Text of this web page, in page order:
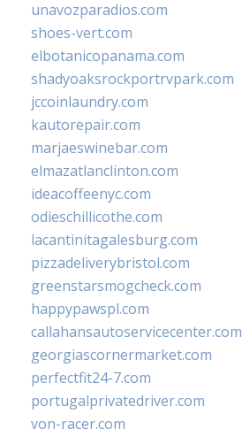
unavozparadios.com
shoes-vert.com
elbotanicopanama.com
shadyoaksrockportrvpark.com
jccoinlaundry.com
kautorepair.com
marjaeswinebar.com
elmazatlanclinton.com
ideacoffeenyc.com
odieschillicothe.com
lacantinitagalesburg.com
pizzadeliverybristol.com
greenstarsmogcheck.com
happypawspl.com
callahansautoservicecenter.com
georgiascornermarket.com
perfectfit24-7.com
portugalprivatedriver.com
von-racer.com